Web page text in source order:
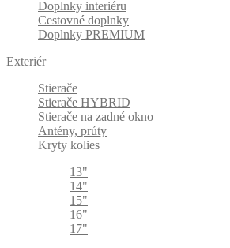
Doplnky interiéru
Cestovné doplnky
Doplnky PREMIUM
Exteriér
Stierače
Stierače HYBRID
Stierače na zadné okno
Antény, prúty
Kryty kolies
13"
14"
15"
16"
17"